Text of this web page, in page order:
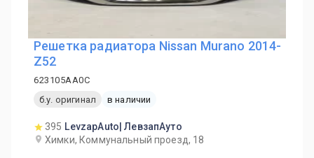
Решетка радиатора Nissan Murano 2014-
Z52
623105АА0С
б.у. оригинал
в наличии
395 LevzapAuto| ЛевзапАуто
Химки, Коммунальный проезд, 18